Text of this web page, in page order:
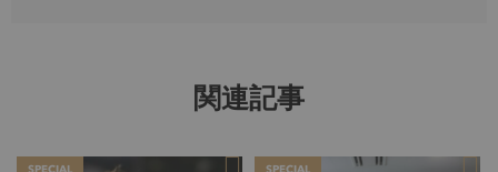
関連記事